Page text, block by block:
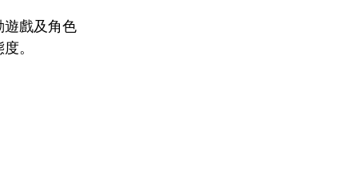
遊戲及角色
。